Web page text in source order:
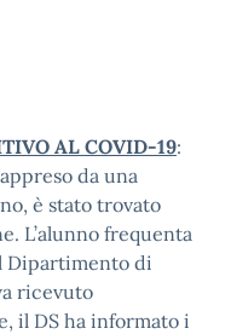
AL COVID-19:
da una
è stato trovato
L’alunno frequenta
Dipartimento di
ricevuto
il DS ha informato i